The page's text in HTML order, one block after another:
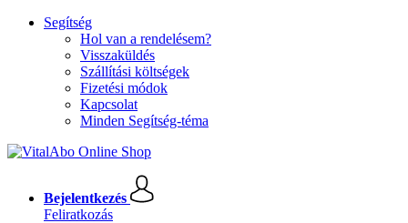
Segítség
Hol van a rendelésem?
Visszaküldés
Szállítási költségek
Fizetési módok
Kapcsolat
Minden Segítség-téma
Bejelentkezés
Feliratkozás